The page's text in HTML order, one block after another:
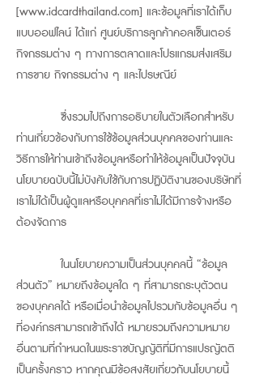
[www.idcardthailand.com] และข้อมูลที่เราได้เก็บ
แบบออฟไลน์ ได้แก่ ศูนย์บริการลูกค้าคอลเซ็นเตอร์
กิจกรรมต่าง ๆ ทางการตลาดและโปรแกรมส่งเสริม
การขาย กิจกรรมต่าง ๆ และไปรษณีย์
ซึ่งรวมไปถึงการอธิบายในตัวเลือกสำหรับ
ท่านเกี่ยวข้องกับการใช้ข้อมูลส่วนบุคคลของท่านและ
วิธีการให้ท่านเข้าถึงข้อมูลหรือทำให้ข้อมูลเป็นปัจจุบัน
นโยบายฉบับนี้ไม่บังคับใช้กับการปฏิบัติงานของบริษัทที่
เราไม่ได้เป็นผู้ดูแลหรือบุคคลที่เราไม่ได้มีการจ้างหรือ
ต้องจัดการ
ในนโยบายความเป็นส่วนบุคคลนี้ “ข้อมูล
ส่วนตัว” หมายถึงข้อมูลใด ๆ ที่สามารถระบุตัวตน
ของบุคคลได้ หรือเมื่อนำข้อมูลไปรวมกับข้อมูลอื่น ๆ
ที่องค์กรสามารถเข้าถึงได้ หมายรวมถึงความหมาย
อื่นตามที่กำหนดในพระราชบัญญัติที่มีการแปรญัตติ
เป็นครั้งคราว หากคุณมีข้อสงสัยเกี่ยวกับนโยบายนี้